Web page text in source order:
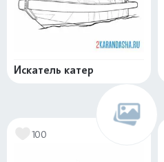
Искатель катер
100